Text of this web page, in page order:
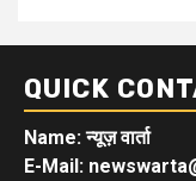
QUICK
Name: न्यूज़ वार्ता
E-Mail: